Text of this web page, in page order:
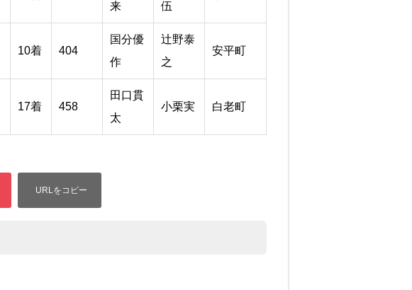
来
伍
10着 404
国分優
作
辻野泰
之
安平町
17着 458
田口貫
太
小栗実 白老町